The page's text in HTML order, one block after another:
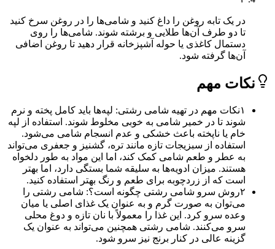
در یک تابه روغن را داغ کنید و شامی‌ها را در روغن سرخ کنید
تا دو طرف آن‌ها طلایی و برشته شوند. شامی‌ها را روی
دستمال کاغذی یا حوله آشپزخانه قرار دهید تا روغن اضافی
آن‌ها گرفته شود.
مهم
نکات مهم در تهیه شامی رشتی: لپه‌ها باید کامل پخته و نرم
شوند تا در خمیر شامی به خوبی مخلوط شوند. استفاده از لپه
خام یا ناپخته باعث خشکی و عدم انسجام شامی می‌شود.
استفاده از سبزیجات تازه مانند تره، گشنیز و جعفری می‌تواند
به عطر و طعم شامی کمک کند، اما این مواد به طور دلخواه
هستند. میزان ادویه‌ها به سلیقه شما بستگی دارد، اما بهتر
است که از زردچوبه برای طعم و رنگ بهتر استفاده کنید.
روش سرو شامی رشتی چگونه است؟: شامی رشتی را
می‌توان به صورت گرم و به عنوان یک غذای اصلی یا میان
وعده سرو کرد. این غذا را معمولاً با نان تازه و دوغ محلی
سرو می‌کنند. شامی رشتی همچنین می‌تواند به عنوان یک
گزینه عالی در کنار برنج نیز سرو شود.